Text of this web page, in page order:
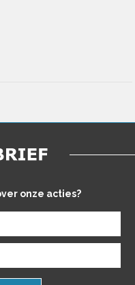
onze acties?